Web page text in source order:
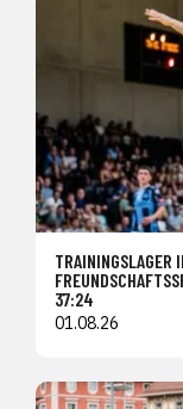
TRAININGSLAGER
37:24
01.08.26